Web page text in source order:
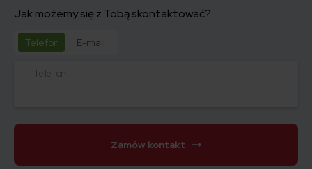
Jak możemy się z Tobą skontaktować?
Telefon E-mail
Telefon
Zamów kontakt